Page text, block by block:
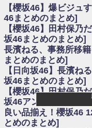
日向坂46まとめのまとめ /
会見の模様がこちら！
乃木坂欅坂まとめのまとめ /
カそう...
欅坂あんてな ～欅坂46のニ
ピーズ集結！櫻坂46守屋麗奈×
演決定
欅坂/日向坂46まとめのまと
いた理由
日向坂46まとめのまとめ /
から」佐々木久美と卒業後初の
日向坂46まとめのまとめ /
ちゃん、メンバーと会った模様
乃木坂欅坂まとめのまとめ /
【櫻坂46】爆ビジュ
46まとめのまとめ]
【櫻坂46】田村保乃
坂46まとめのまとめ]
長濱ねる、事務所移
まとめのまとめ]
【日向坂46】長濱ね
坂46まとめのまとめ]
【櫻坂46】田村保乃
坂46アンテナ]
良い品揃え！櫻坂46
とめのまとめ]